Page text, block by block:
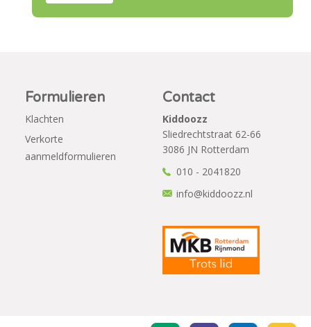
Formulieren
Klachten
Verkorte
aanmeldformulieren
Contact
Kiddoozz
Sliedrechtstraat 62-66
3086 JN Rotterdam
010 - 2041820
info@kiddoozz.nl